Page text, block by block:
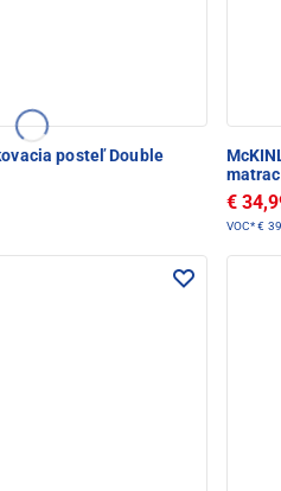
posteľ Double
matrac
€
VOC*€